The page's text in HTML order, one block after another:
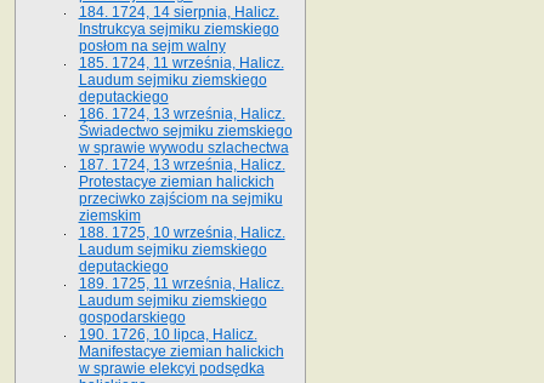
184. 1724, 14 sierpnia, Halicz.
Instrukcya sejmiku ziemskiego
posłom na sejm walny
185. 1724, 11 września, Halicz.
Laudum sejmiku ziemskiego
deputackiego
186. 1724, 13 września, Halicz.
Świadectwo sejmiku ziemskiego
w sprawie wywodu szlachectwa
187. 1724, 13 września, Halicz.
Protestacye ziemian halickich
przeciwko zajściom na sejmiku
ziemskim
188. 1725, 10 września, Halicz.
Laudum sejmiku ziemskiego
deputackiego
189. 1725, 11 września, Halicz.
Laudum sejmiku ziemskiego
gospodarskiego
190. 1726, 10 lipca, Halicz.
Manifestacye ziemian halickich
w sprawie elekcyi podsędka